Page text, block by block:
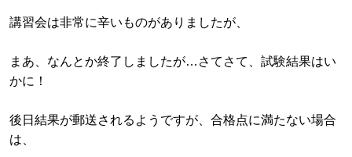
講習会は非常に辛いものがありましたが、
まあ、なんとか終了しましたが…さてさて、試験結果はい
かに！
後日結果が郵送されるようですが、合格点に満たない場合
は、